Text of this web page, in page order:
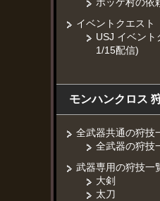
ポッケ村の依
イベントクエスト
USJ イベント
1/15配信)
モンハンクロス
全武器共通の狩技
全武器の狩技
武器専用の狩技一
大剣
太刀